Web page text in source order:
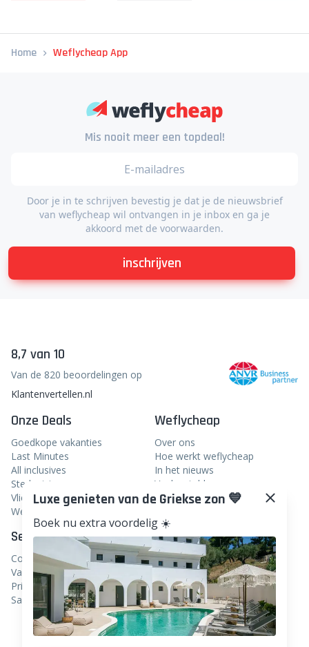
Home Weflycheap App
Mis nooit meer een topdeal!
Door je in te schrijven bevestig je dat je de nieuwsbrief
van weflycheap wil ontvangen in je inbox en ga je
akkoord met de voorwaarden.
inschrijven
8,7 van 10
Van de 820 beoordelingen op
Klantenvertellen.nl
Onze Deals
Goedkope vakanties
Last Minutes
All inclusives
Stedentrips
Vliegtickets
Weekendje weg
Weflycheap
Over ons
Hoe werkt weflycheap
In het nieuws
Veelgestelde vragen
Blog
Service
Contact
Vacatures
Privacy
Samenwerken
Volg ons
Facebook
Instagram
Linkedin
TikTok
Luxe genieten van de Griekse zon 💙
Boek nu extra voordelig ☀️